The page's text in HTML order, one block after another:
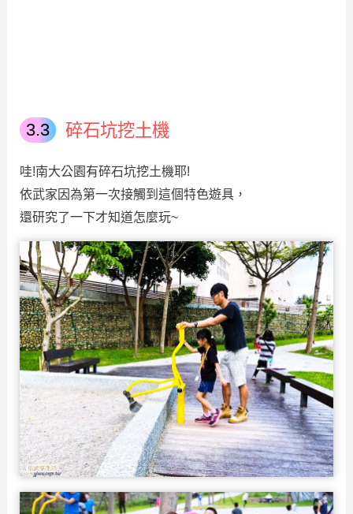
碎石坑挖土機
哇!南大公園有碎石坑挖土機耶!
依武家因為第一次接觸到這個特色遊具，
還研究了一下才知道怎麼玩~